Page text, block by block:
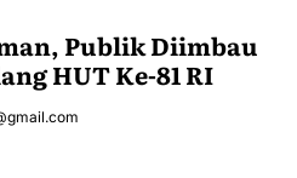
Publik Diimbau
HUT Ke-81 RI